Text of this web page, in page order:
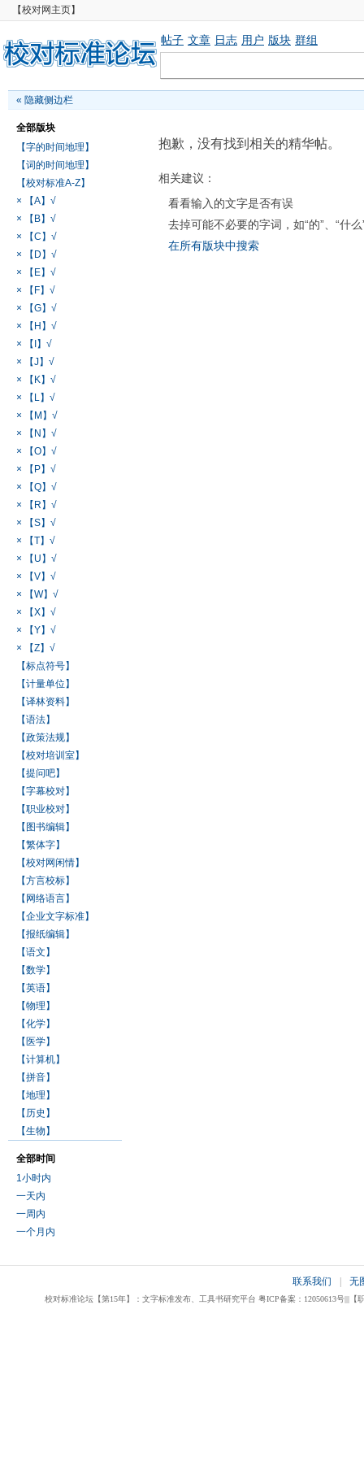
【校对网主页】
帖子 文章 日志 用户 版块 群组
« 隐藏侧边栏
全部版块
【字的时间地理】
【词的时间地理】
【校对标准A-Z】
× 【A】√
× 【B】√
× 【C】√
× 【D】√
× 【E】√
× 【F】√
× 【G】√
× 【H】√
× 【I】√
× 【J】√
× 【K】√
× 【L】√
× 【M】√
× 【N】√
× 【O】√
× 【P】√
× 【Q】√
× 【R】√
× 【S】√
× 【T】√
× 【U】√
× 【V】√
× 【W】√
× 【X】√
× 【Y】√
× 【Z】√
【标点符号】
【计量单位】
【译林资料】
【语法】
【政策法规】
【校对培训室】
【提问吧】
【字幕校对】
【职业校对】
【图书编辑】
【繁体字】
【校对网闲情】
【方言校标】
【网络语言】
【企业文字标准】
【报纸编辑】
【语文】
【数学】
【英语】
【物理】
【化学】
【医学】
【计算机】
【拼音】
【地理】
【历史】
【生物】
全部时间
1小时内
一天内
一周内
一个月内
抱歉，没有找到相关的精华帖。
相关建议：
看看输入的文字是否有误
去掉可能不必要的字词，如“的”、“什么
在所有版块中搜索
联系我们 无
校对标准论坛【第15年】：文字标准发布、工具书研究平台 粤ICP备案：12050613号|||【